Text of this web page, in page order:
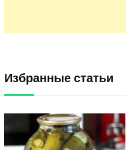
Избранные статьи